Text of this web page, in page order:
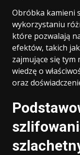
Obróbka kamieni
wykorzystaniu
które pozwalają
efektów, takich
zajmujące się tym
wiedzę o
oraz